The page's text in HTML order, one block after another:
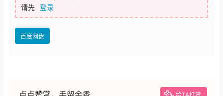
请先 登录
百度网盘